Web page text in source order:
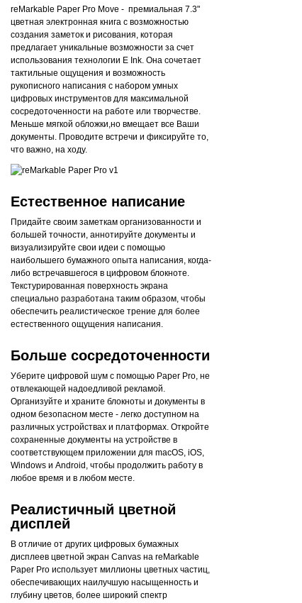
reMarkable Paper Pro Move - премиальная 7.3"
цветная электронная книга с возможностью
создания заметок и рисования, которая
предлагает уникальные возможности за счет
использования технологии E Ink. Она сочетает
тактильные ощущения и возможность
рукописного написания с набором умных
цифровых инструментов для максимальной
сосредоточенности на работе или творчестве.
Меньше мягкой обложки,но вмещает все Ваши
документы. Проводите встречи и фиксируйте то,
что важно, на ходу.
Естественное написание
Придайте своим заметкам организованности и
большей точности, аннотируйте документы и
визуализируйте свои идеи с помощью
наибольшего бумажного опыта написания, когда-
либо встречавшегося в цифровом блокноте.
Текстурированная поверхность экрана
специально разработана таким образом, чтобы
обеспечить реалистическое трение для более
естественного ощущения написания.
Больше сосредоточенности
Уберите цифровой шум с помощью Paper Pro, не
отвлекающей надоедливой рекламой.
Организуйте и храните блокноты и документы в
одном безопасном месте - легко доступном на
различных устройствах и платформах. Откройте
сохраненные документы на устройстве в
соответствующем приложении для macOS, iOS,
Windows и Android, чтобы продолжить работу в
любое время и в любом месте.
Реалистичный цветной
дисплей
В отличие от других цифровых бумажных
дисплеев цветной экран Canvas на reMarkable
Paper Pro использует миллионы цветных частиц,
обеспечивающих наилучшую насыщенность и
глубину цветов, более широкий спектр